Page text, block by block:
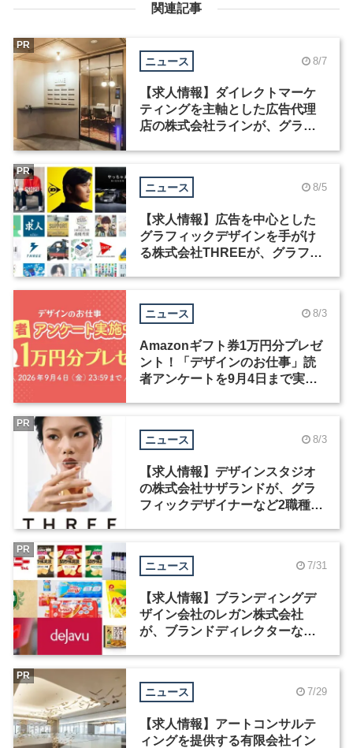
関連記事
ニュース 8/7
【求人情報】ダイレクトマーケ
ティングを主軸とした広告代理
店の株式会社ラインが、グラフ
PR
ニュース 8/5
【求人情報】広告を中心とした
グラフィックデザインを手がけ
る株式会社THREEが、グラフィ
PR
ニュース 8/3
Amazonギフト券1万円分プレゼ
ント！「デザインのお仕事」読
者アンケートを9月4日まで実施
ニュース 8/3
【求人情報】デザインスタジオ
の株式会社サザランドが、グラ
フィックデザイナーなど2職種を
PR
ニュース 7/31
【求人情報】ブランディングデ
ザイン会社のレガン株式会社
が、ブランドディレクターなど3
PR
ニュース 7/29
【求人情報】アートコンサルテ
ィングを提供する有限会社イン
PR